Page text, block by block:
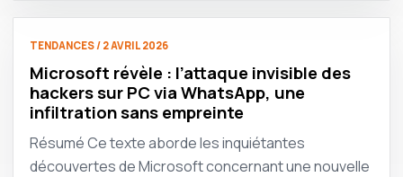
TENDANCES / 2 AVRIL 2026
Microsoft révèle : l’attaque invisible des
hackers sur PC via WhatsApp, une
infiltration sans empreinte
Résumé Ce texte aborde les inquiétantes
découvertes de Microsoft concernant une nouvelle